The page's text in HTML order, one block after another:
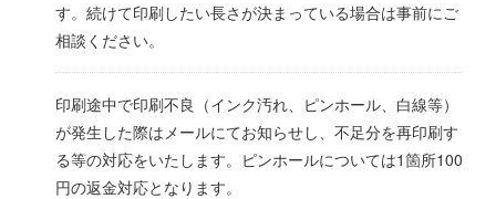
す。続けて印刷したい長さが決まっている場合は事前にご
相談ください。
印刷途中で印刷不良（インク汚れ、ピンホール、白線等）
が発生した際はメールにてお知らせし、不足分を再印刷す
る等の対応をいたします。ピンホールについては1箇所100
円の返金対応となります。